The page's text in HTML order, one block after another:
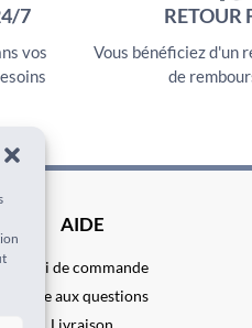
7
vos
RETOUR
Vous bénéficiez d'un
de
AIDE
Suivi de commande
Foire aux questions
Livraison